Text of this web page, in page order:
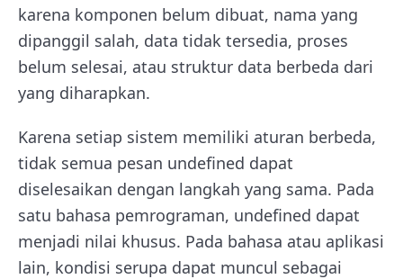
karena komponen belum dibuat, nama yang
dipanggil salah, data tidak tersedia, proses
belum selesai, atau struktur data berbeda dari
yang diharapkan.
Karena setiap sistem memiliki aturan berbeda,
tidak semua pesan undefined dapat
diselesaikan dengan langkah yang sama. Pada
satu bahasa pemrograman, undefined dapat
menjadi nilai khusus. Pada bahasa atau aplikasi
lain, kondisi serupa dapat muncul sebagai